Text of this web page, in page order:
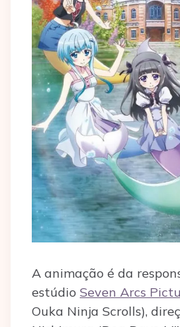
A animação é da
estúdio Seven Arcs
Ouka Ninja Scrolls),